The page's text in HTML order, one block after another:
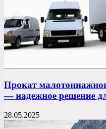
Прокат
— надежное решение
28.05.2025